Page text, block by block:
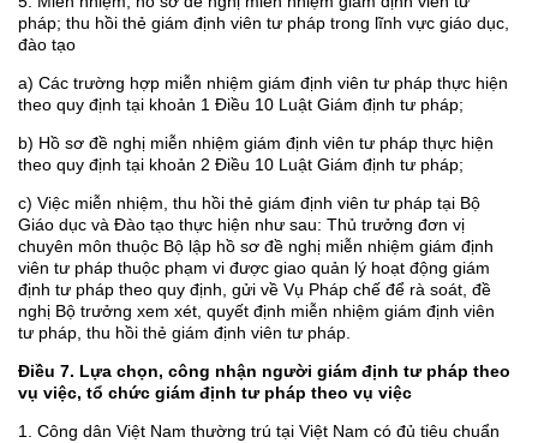
pháp; thu hồi thẻ giám định viên tư pháp trong lĩnh vực giáo dục,
đào tạo
a) Các trường hợp miễn nhiệm giám định viên tư pháp thực hiện
theo quy định tại khoản 1 Điều 10 Luật Giám định tư pháp;
b) Hồ sơ đề nghị miễn nhiệm giám định viên tư pháp thực hiện
theo quy định tại khoản 2 Điều 10 Luật Giám định tư pháp;
c) Việc miễn nhiệm, thu hồi thẻ giám định viên tư pháp tại Bộ
Giáo dục và Đào tạo thực hiện như sau: Thủ trưởng đơn vị
chuyên môn thuộc Bộ lập hồ sơ đề nghị miễn nhiệm giám định
viên tư pháp thuộc phạm vi được giao quản lý hoạt động giám
định tư pháp theo quy định, gửi về Vụ Pháp chế để rà soát, đề
nghị Bộ trưởng xem xét, quyết định miễn nhiệm giám định viên
tư pháp, thu hồi thẻ giám định viên tư pháp.
Điều 7. Lựa chọn, công nhận người giám định tư pháp theo
vụ việc, tổ chức giám định tư pháp theo vụ việc
1. Công dân Việt Nam thường trú tại Việt Nam có đủ tiêu chuẩn